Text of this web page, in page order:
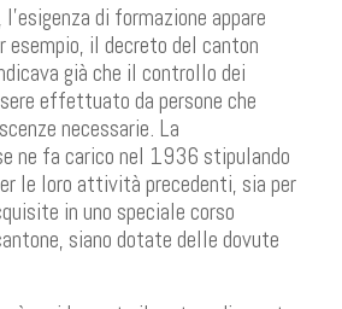
di formazione appare
esempio, il decreto del canton
già che il controllo dei
effettuato da persone che
necessarie. La
ne fa carico nel 1936 stipulando
le loro attività precedenti, sia per
in uno speciale corso
siano dotate delle dovute